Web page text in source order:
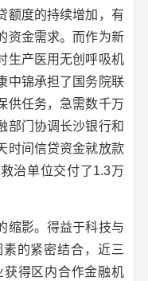
额度的持续增加，有
资金需求。而作为新
生产医用无创呼吸机
中锦承担了国务院联
供任务，急需数千万
部门协调长沙银行和
时间信贷资金就放款
治单位交付了1.3万
缩影。得益于科技与
的紧密结合，近三
得区内合作金融机